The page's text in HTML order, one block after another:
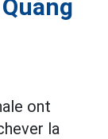
ont
la